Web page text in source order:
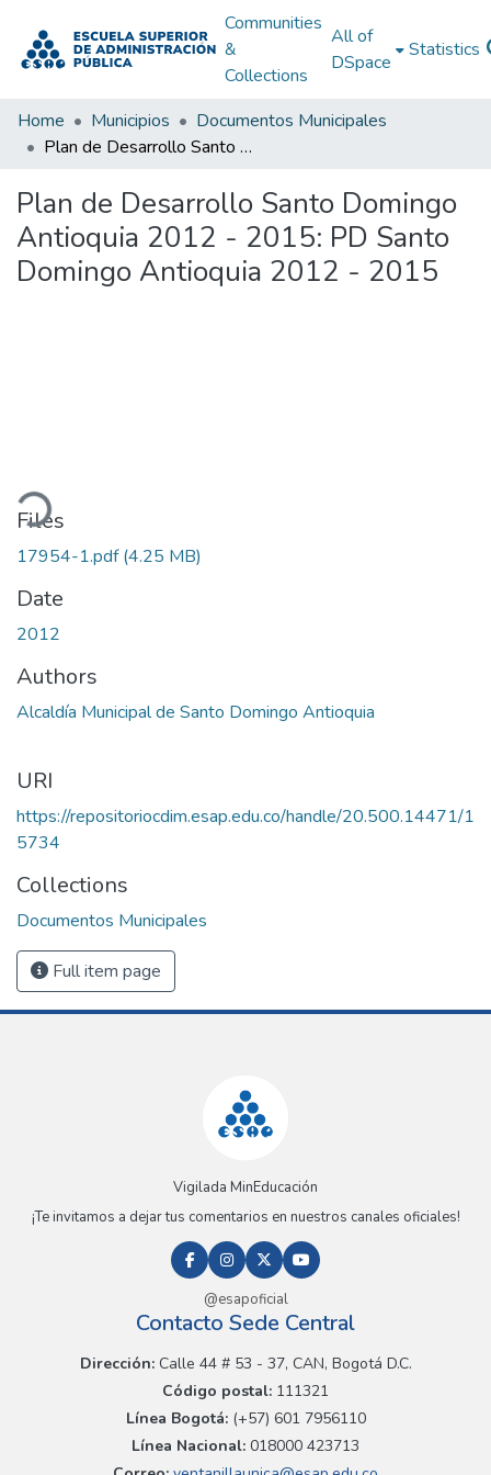
Communities
&
Collections
All of
DSpace
Statistics
Home Municipios
Documentos Municipales
Plan de Desarrollo Santo Domingo Antioquia 2012 - 2015: PD Santo Domingo Antioquia 2012 - 2015
Plan de Desarrollo Santo Domingo
Antioquia 2012 - 2015: PD Santo
Domingo Antioquia 2012 - 2015
Files
17954-1.pdf(4.25 MB)
Date
2012
Authors
Alcaldía Municipal de Santo Domingo Antioquia
URI
https://repositoriocdim.esap.edu.co/handle/20.500.14471/1
5734
Collections
Documentos Municipales
Full item page
Vigilada MinEducación
¡Te invitamos a dejar tus comentarios en nuestros canales oficiales!
@esapoficial
Contacto Sede Central
Dirección:Calle 44 # 53 - 37, CAN, Bogotá D.C.
Código postal: 111321
Línea Bogotá:(+57) 601 7956110
Línea Nacional: 018000 423713